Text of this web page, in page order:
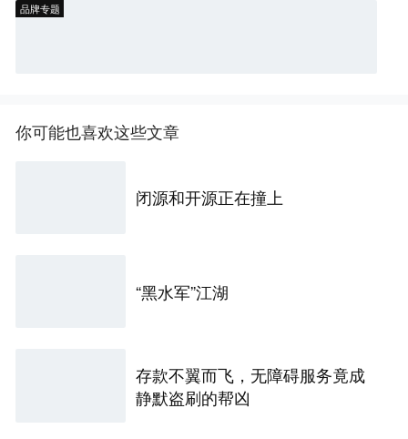
品牌专题
你可能也喜欢这些文章
闭源和开源正在撞上
“黑水军”江湖
存款不翼而飞，无障碍服务竟成
静默盗刷的帮凶